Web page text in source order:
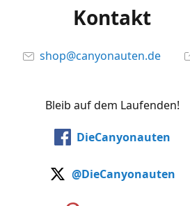
Kontakt
shop@canyonauten.de
Bleib auf dem Laufenden!
DieCanyonauten
@DieCanyonauten